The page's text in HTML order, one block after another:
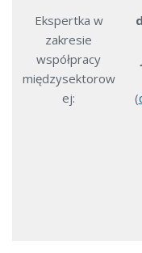
Ekspertka w
zakresie
współpracy
międzysektorow
ej:
(